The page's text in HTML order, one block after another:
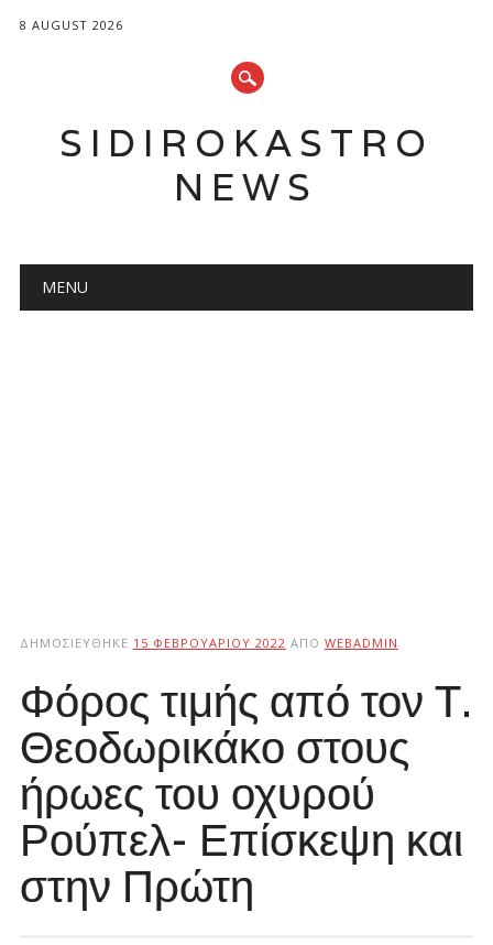
8 AUGUST 2026
SIDIROKASTRO
NEWS
Main menu
MENU
ΔΗΜΟΣΙΕΎΘΗΚΕ 15 ΦΕΒΡΟΥΑΡΊΟΥ 2022 ΑΠΌ WEBADMIN
Φόρος τιμής από τον Τ.
Θεοδωρικάκο στους
ήρωες του οχυρού
Ρούπελ- Επίσκεψη και
στην Πρώτη